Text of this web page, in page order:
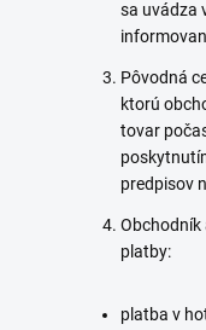
sa uvádza
Pôvodná
ktorú
tovar
predpisov
Obchodník
platby:
platba v